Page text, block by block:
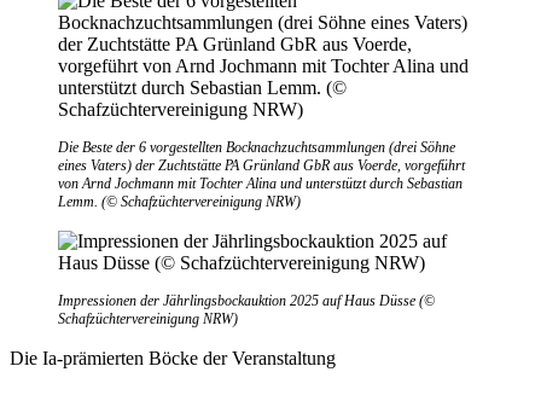
Die Beste der 6 vorgestellten Bocknachzuchtsammlungen (drei Söhne
eines Vaters) der Zuchtstätte PA Grünland GbR aus Voerde, vorgeführt
von Arnd Jochmann mit Tochter Alina und unterstützt durch Sebastian
Lemm. (© Schafzüchtervereinigung NRW)
Impressionen der Jährlingsbockauktion 2025 auf Haus Düsse (©
Schafzüchtervereinigung NRW)
Die Ia-prämierten Böcke der Veranstaltung